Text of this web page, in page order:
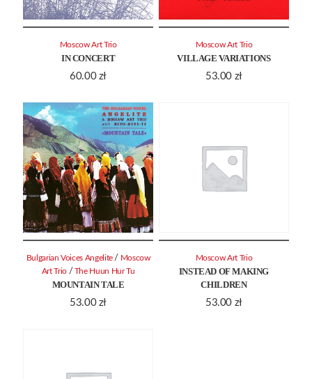
IN CONCERT
60.00 zł
Moscow Art Trio
VILLAGE VARIATIONS
53.00 zł
Moscow Art Trio
MOUNTAIN TALE
53.00 zł
Bulgarian Voices Angelite / Moscow
Art Trio / The Huun Hur Tu
INSTEAD OF MAKING
CHILDREN
53.00 zł
Moscow Art Trio